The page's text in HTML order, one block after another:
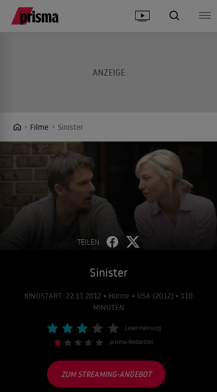
Filme Sinister
TEILEN
Sinister
KINOSTART: 22.11.2012 • Horror • USA (2012) • 110
MINUTEN
Lesermeinung
prisma-Redaktion
ZUM STREAMING-ANGEBOT